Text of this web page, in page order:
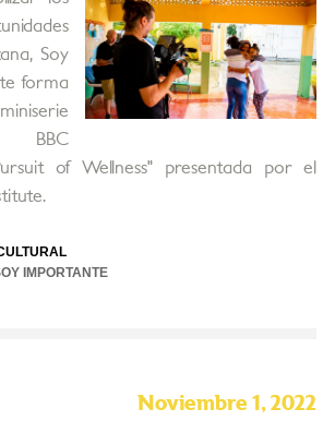
Soy
forma
BBC
of Wellness" presentada por el
IMPORTANTE
Noviembre 1, 2022